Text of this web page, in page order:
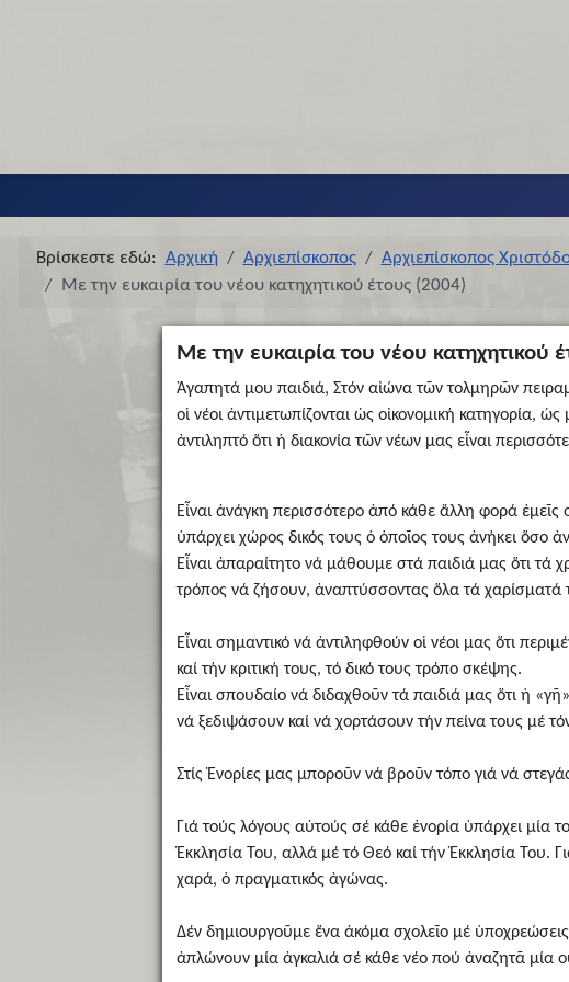
Βρίσκεστε εδώ: Αρχική Αρχιεπίσκοπος Αρχιεπίσκοπος
Με την ευκαιρία του νέου κατηχητικού έτους (2004)
Με την ευκαιρία του νέου κατηχητικού
Ἀγαπητά μου παιδιά, Στόν αἰώνα τῶν τολμηρῶν
οἱ νέοι ἀντιμετωπίζονται ὡς οἰκονομική κατηγορία,
ἀντιληπτό ὅτι ἡ διακονία τῶν νέων μας εἶναι
Εἶναι ἀνάγκη περισσότερο ἀπό κάθε ἄλλη φορά
ὑπάρχει χώρος δικός τους ὁ ὁποῖος τους ἀνήκει ὅσο
Εἶναι ἀπαραίτητο νά μάθουμε στά παιδιά μας ὅτι τά
τρόπος νά ζήσουν, ἀναπτύσσοντας ὅλα τά χαρίσματά
Εἶναι σημαντικό νά ἀντιληφθούν οἱ νέοι μας ὅτι
καί τήν κριτική τους, τό δικό τους τρόπο σκέψης.
Εἶναι σπουδαίο νά διδαχθοῦν τά παιδιά μας ὅτι ἡ
νά ξεδιψάσουν καί νά χορτάσουν τήν πείνα τους μέ τόν
Στίς Ἐνορίες μας μποροῦν νά βροῦν τόπο γιά νά
Γιά τούς λόγους αὐτούς σέ κάθε ἐνορία ὑπάρχει μία
Ἐκκλησία Του, αλλά μέ τό Θεό καί τήν Ἐκκλησία Του.
χαρά, ὁ πραγματικός ἀγώνας.
Δέν δημιουργοῦμε ἕνα ἀκόμα σχολεῖο μέ
ἀπλώνουν μία ἀγκαλιά σέ κάθε νέο πού ἀναζητᾶ μία